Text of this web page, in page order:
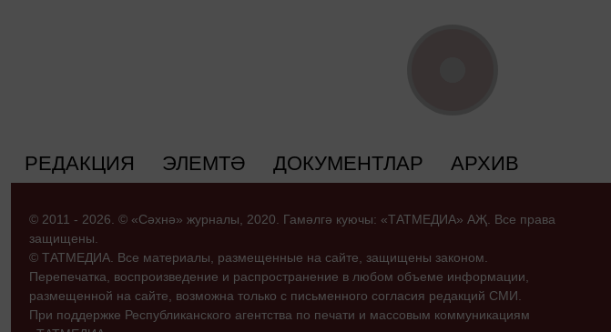
РЕДАКЦИЯ ЭЛЕМТӘ ДОКУМЕНТЛАР АРХИВ
© 2011 - 2026. © «Сәхнә» журналы, 2020. Гамәлгә куючы: «ТАТМЕДИА» АҖ. Все права
защищены.
© ТАТМЕДИА. Все материалы, размещенные на сайте, защищены законом.
Перепечатка, воспроизведение и распространение в любом объеме информации,
размещенной на сайте, возможна только с письменного согласия редакций СМИ.
При поддержке Республиканского агентства по печати и массовым коммуникациям